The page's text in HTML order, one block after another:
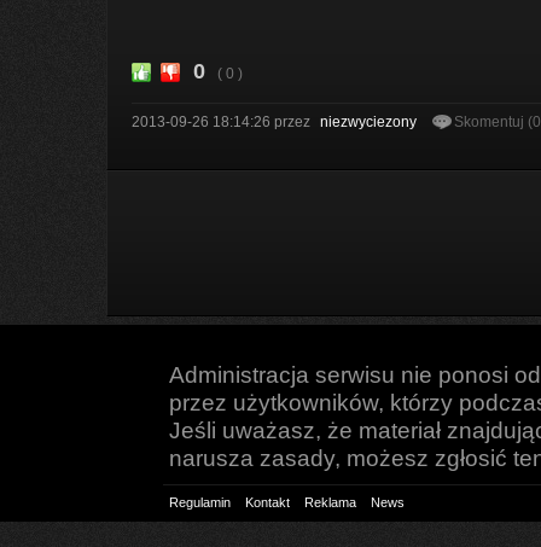
0 ( 0 )
2013-09-26 18:14:26 przez niezwyciezony Skomentuj
Administracja serwisu nie ponosi
przez użytkowników, którzy
Jeśli uważasz, że materiał
narusza zasady, możesz zgłosić
Regulamin Kontakt Reklama News